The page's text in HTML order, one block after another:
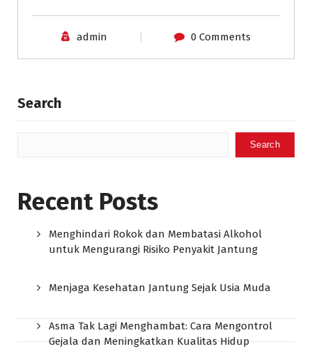
admin 0 Comments
Search
Search
Recent Posts
Menghindari Rokok dan Membatasi Alkohol
untuk Mengurangi Risiko Penyakit Jantung
Menjaga Kesehatan Jantung Sejak Usia Muda
Asma Tak Lagi Menghambat: Cara Mengontrol
Gejala dan Meningkatkan Kualitas Hidup